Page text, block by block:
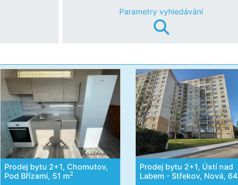
Parametry vyhledávání
Prodej bytu 2+1, Chomutov,
Pod Břízami, 51 m2
Prodej bytu 2+1, Ústí nad
Labem - Střekov, Nová,